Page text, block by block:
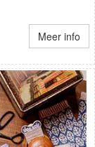
Meer info